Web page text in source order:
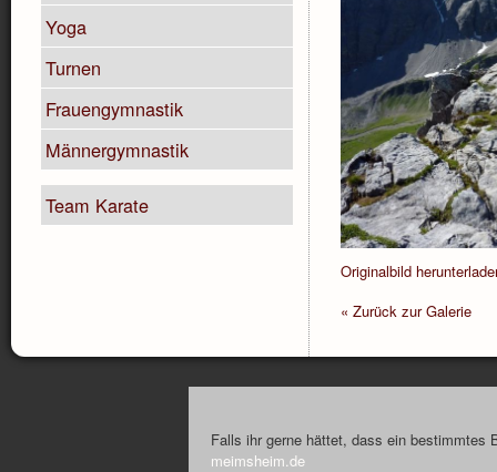
Yoga
Turnen
Frauengymnastik
Männergymnastik
Team Karate
Originalbild
« Zurück zur Galerie
Falls ihr gerne hättet, dass ein
meimsheim.de